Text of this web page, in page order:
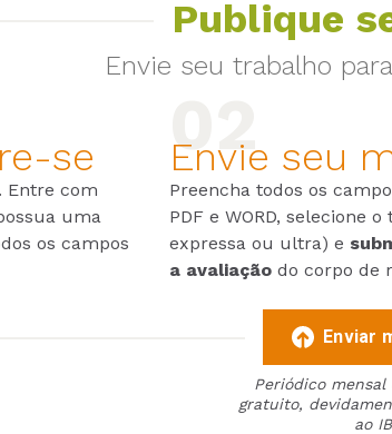
Publique
Envie seu trabalho
se
. Entre com
uma
os campos
Envie seu
Preencha todos os
PDF e WORD, selecione
expressa ou ultra) e
a avaliação do corpo de
Enviar
Periódico
gratuito,
ao